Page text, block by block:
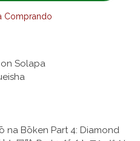
Comprando
Solapa
na Bōken Part 4: Diamond